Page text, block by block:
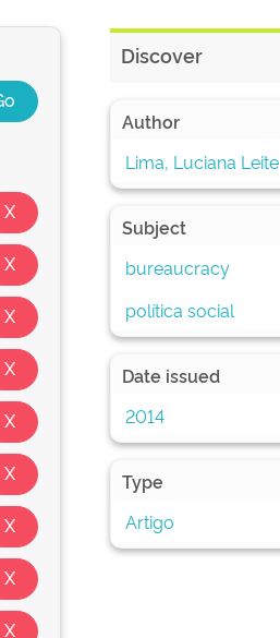
Discover
Author
Lima, Luciana Leite
Subject
bureaucracy
política social
Date issued
2014
Type
Artigo